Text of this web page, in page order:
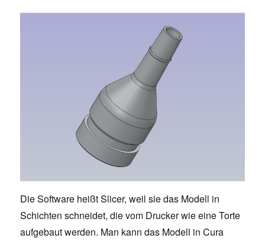
Die Software heißt Slicer, weil sie das Modell in
Schichten schneidet, die vom Drucker wie eine Torte
aufgebaut werden. Man kann das Modell in Cura